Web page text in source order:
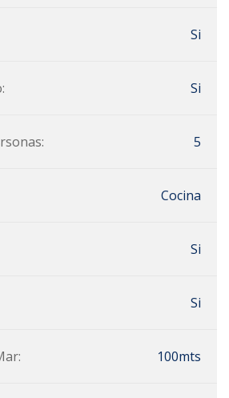
Si
Si
5
Cocina
Si
Si
100mts